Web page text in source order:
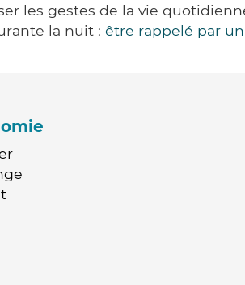
les gestes de la vie
la nuit : être rappelé par